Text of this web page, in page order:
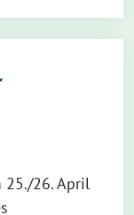
25./26. April